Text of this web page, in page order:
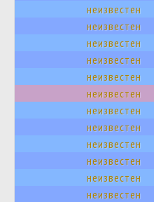
неизвестен
неизвестен
неизвестен
неизвестен
неизвестен
неизвестен
неизвестен
неизвестен
неизвестен
неизвестен
неизвестен
неизвестен